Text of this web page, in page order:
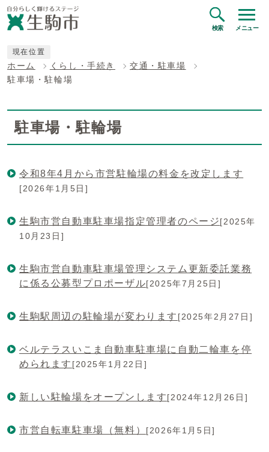
検索 メニュー
現在位置
ホーム くらし・手続き
交通・駐車場
駐車場・駐輪場
駐車場・駐輪場
令和8年4月から市営駐輪場の料金を改定します
[2026年1月5日]
生駒市営自動車駐車場指定管理者のページ[2025年
10月23日]
生駒市営自動車駐車場管理システム更新委託業務
に係る公募型プロポーザル[2025年7月25日]
生駒駅周辺の駐輪場が変わります [2025年2月27日]
ベルテラスいこま自動車駐車場に自動二輪車を停
められます [2025年1月22日]
新しい駐輪場をオープンします[2024年12月26日]
市営自転車駐車場（無料） [2026年1月5日]